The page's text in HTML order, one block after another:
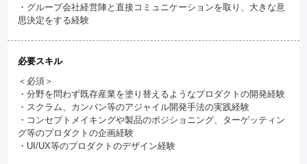
・グループ会社経営陣と直接コミュニケーションを取り、大きな意
思決定をする経験
必要スキル
＜必須＞
・分野を問わず既存産業を塗り替えるようなプロダクトの開発経験
・スクラム、カンバン等のアジャイル開発手法の実践経験
・コンセプトメイキングや製品のポジショニング、ターゲッティン
グ等のプロダクトの企画経験
・UI/UX等のプロダクトのデザイン経験